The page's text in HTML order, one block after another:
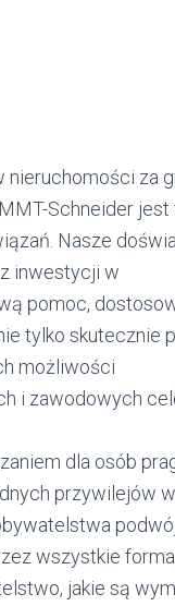
nieruchomości za
Schneider jest
Nasze
inwestycji w
pomoc,
tylko skutecznie
możliwości
i zawodowych
dla osób
przywilejów
wszystkie
jakie są